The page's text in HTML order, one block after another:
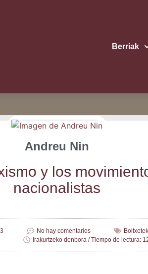
Berriak
Andreu Nin
y los
nacionalistas
No hay comentarios
Irakurtzeko denbora / Tiempo de lectura: